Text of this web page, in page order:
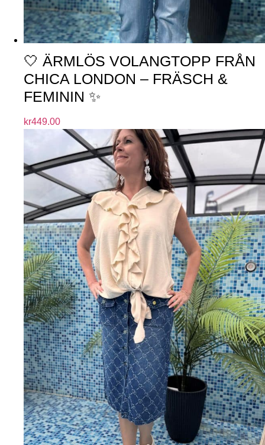
🤍 ÄRMLÖS VOLANGTOPP FRÅN
CHICA LONDON – FRÄSCH &
FEMININ ✨
kr449.00